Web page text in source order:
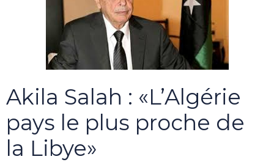
Akila Salah : «L’Algérie
pays le plus proche de
la Libye»